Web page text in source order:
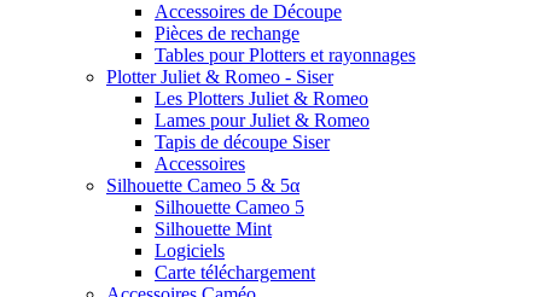
Accessoires de Découpe
Pièces de rechange
Tables pour Plotters et rayonnages
Plotter Juliet & Romeo - Siser
Les Plotters Juliet & Romeo
Lames pour Juliet & Romeo
Tapis de découpe Siser
Accessoires
Silhouette Cameo 5 & 5α
Silhouette Cameo 5
Silhouette Mint
Logiciels
Carte téléchargement